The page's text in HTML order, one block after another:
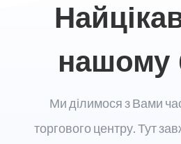
нашому
Ми ділимося з Вами
торгового центру. Тут